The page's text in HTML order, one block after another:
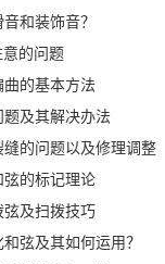
和装饰音？
的问题
的基本方法
及其解决办法
的问题以及修理调整
的标记理论
及扫拨技巧
弦及其如何运用？